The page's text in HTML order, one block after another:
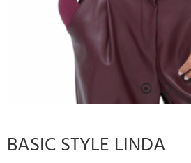
BASIC STYLE LINDA